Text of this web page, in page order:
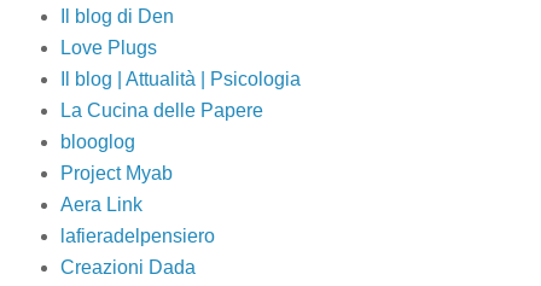
Il blog di Den
Love Plugs
Il blog | Attualità | Psicologia
La Cucina delle Papere
blooglog
Project Myab
Aera Link
lafieradelpensiero
Creazioni Dada